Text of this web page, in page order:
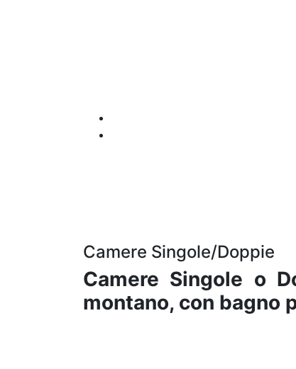
Camere Singole/Doppie
Camere Singole o
montano, con bagno